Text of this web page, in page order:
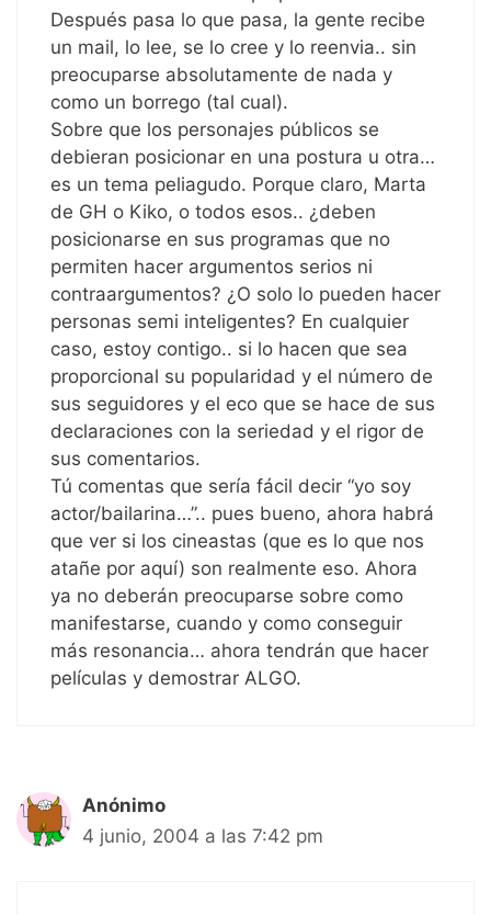
Después pasa lo que pasa, la gente recibe
un mail, lo lee, se lo cree y lo reenvia.. sin
preocuparse absolutamente de nada y
como un borrego (tal cual).
Sobre que los personajes públicos se
debieran posicionar en una postura u otra…
es un tema peliagudo. Porque claro, Marta
de GH o Kiko, o todos esos.. ¿deben
posicionarse en sus programas que no
permiten hacer argumentos serios ni
contraargumentos? ¿O solo lo pueden hacer
personas semi inteligentes? En cualquier
caso, estoy contigo.. si lo hacen que sea
proporcional su popularidad y el número de
sus seguidores y el eco que se hace de sus
declaraciones con la seriedad y el rigor de
sus comentarios.
Tú comentas que sería fácil decir “yo soy
actor/bailarina…”.. pues bueno, ahora habrá
que ver si los cineastas (que es lo que nos
atañe por aquí) son realmente eso. Ahora
ya no deberán preocuparse sobre como
manifestarse, cuando y como conseguir
más resonancia… ahora tendrán que hacer
películas y demostrar ALGO.
Anónimo
4 junio, 2004 a las 7:42 pm